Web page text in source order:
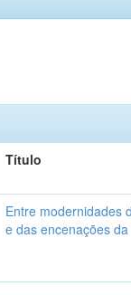
Título
Entre modernidades
e das encenações